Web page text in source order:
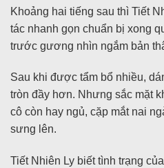
Khoảng hai tiếng sau thì Tiết
tác nhanh gọn chuẩn bị xong
trước gương nhìn ngắm bản
Sau khi được tẩm bổ nhiều,
tròn đầy hơn. Nhưng sắc mặt
cô còn hay ngủ, cặp mắt nai
sưng lên.
Tiết Nhiên Ly biết tình trạng